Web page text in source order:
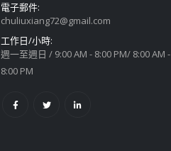
電子郵件:
chuliuxiang72@gmail.com
工作日/小時:
週一至週日 / 9:00 AM - 8:00 PM/ 8:00 AM -
8:00 PM